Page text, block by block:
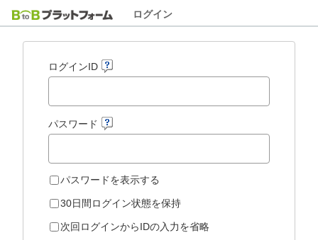
ログイン
ログインID
パスワード
パスワードを表示する
30日間ログイン状態を保持
次回ログインからIDの入力を省略